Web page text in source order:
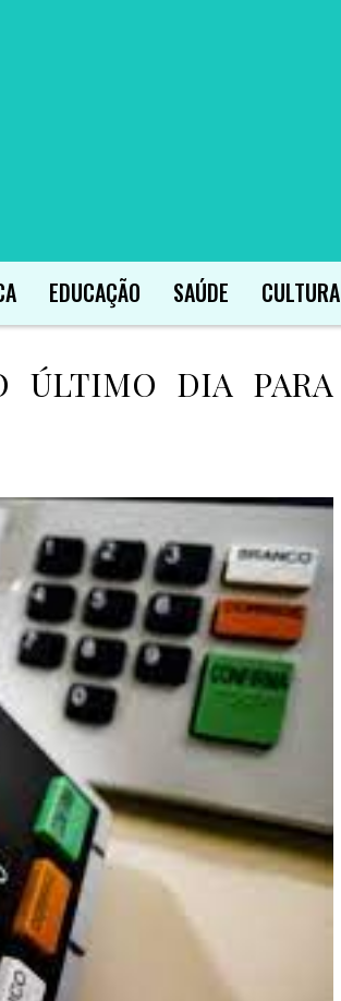
EDUCAÇÃO SAÚDE CULTURA
ÚLTIMO DIA PARA